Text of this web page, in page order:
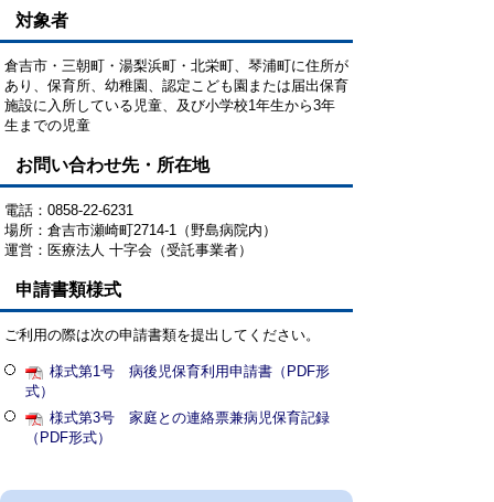
対象者
倉吉市・三朝町・湯梨浜町・北栄町、琴浦町に住所が
あり、保育所、幼稚園、認定こども園または届出保育
施設に入所している児童、及び小学校1年生から3年
生までの児童
お問い合わせ先・所在地
電話：0858-22-6231
場所：倉吉市瀬崎町2714-1（野島病院内）
運営：医療法人 十字会（受託事業者）
申請書類様式
ご利用の際は次の申請書類を提出してください。
様式第1号 病後児保育利用申請書（PDF形
式）
様式第3号 家庭との連絡票兼病児保育記録
（PDF形式）